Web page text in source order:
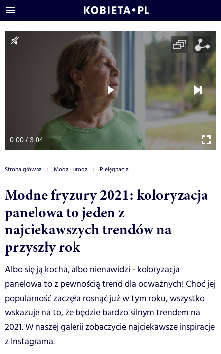
0:00 / 3:04
Strona główna Moda i uroda Pielęgnacja
Modne fryzury 2021: koloryzacja
panelowa to jeden z
najciekawszych trendów na
przyszły rok
Albo się ją kocha, albo nienawidzi - koloryzacja
panelowa to z pewnością trend dla odważnych! Choć jej
popularność zaczęła rosnąć już w tym roku, wszystko
wskazuje na to, że będzie bardzo silnym trendem na
2021. W naszej galerii zobaczycie najciekawsze inspiracje
z Instagrama.